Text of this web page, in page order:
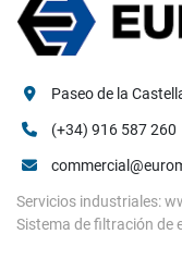
Paseo de la
(+34) 916 587 260
Servicios industriales:
Sistema de filtración de